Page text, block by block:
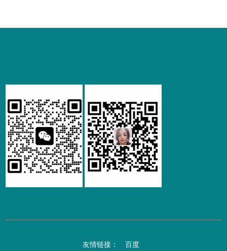
友情链接： 百度